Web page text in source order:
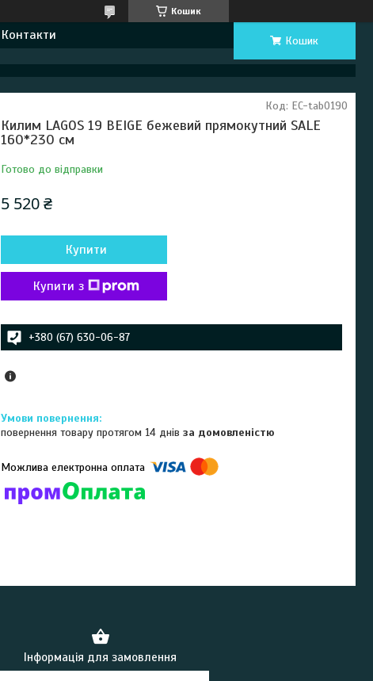
Кошик
Контакти Кошик
Килим LAGOS 19 BEIGE бежевий прямокутний SALE
160*230 см
Готово до відправки
Код: EC-tab0190
5 520 ₴
Купити
Купити з
+380 (67) 630-06-87
повернення товару протягом 14 днівза домовленістю
Інформація для замовлення